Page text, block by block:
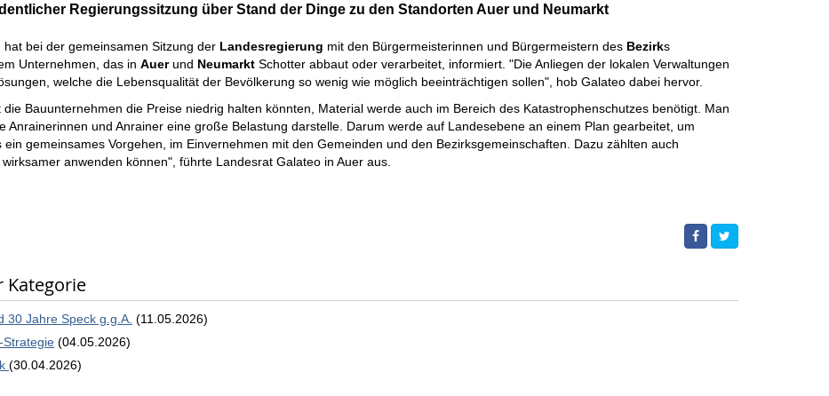
Regierungssitzung über Stand der Dinge zu den Standorten Auer und Neumarkt
hat bei der gemeinsamen Sitzung der Landesregierung mit den Bürgermeisterinnen und Bürgermeistern des Bezirks
Unternehmen, das in Auerund Neumarkt Schotter abbaut oder verarbeitet, informiert. "Die Anliegen der lokalen Verwaltungen
welche die Lebensqualität der Bevölkerung so wenig wie möglich beeinträchtigen sollen", hob Galateo dabei hervor.
Bauunternehmen die Preise niedrig halten könnten, Material werde auch im Bereich des Katastrophenschutzes benötigt. Man
Anrainerinnen und Anrainer eine große Belastung darstelle. Darum werde auf Landesebene an einem Plan gearbeitet, um
gemeinsames Vorgehen, im Einvernehmen mit den Gemeinden und den Bezirksgemeinschaften. Dazu zählten auch
anwenden können", führte Landesrat Galateo in Auer aus.
Kategorie
30 Jahre Speck g.g.A. (11.05.2026)
Strategie (04.05.2026)
(30.04.2026)